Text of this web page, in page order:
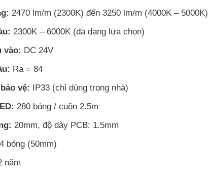
2470 lm/m (2300K) đến 3250 lm/m (4000K – 5000K)
2300K – 6000K (đa dạng lựa chọn)
vào: DC 24V
Ra = 84
vệ: IP33 (chỉ dùng trong nhà)
280 bóng / cuộn 2.5m
20mm, độ dày PCB: 1.5mm
bóng (50mm)
năm